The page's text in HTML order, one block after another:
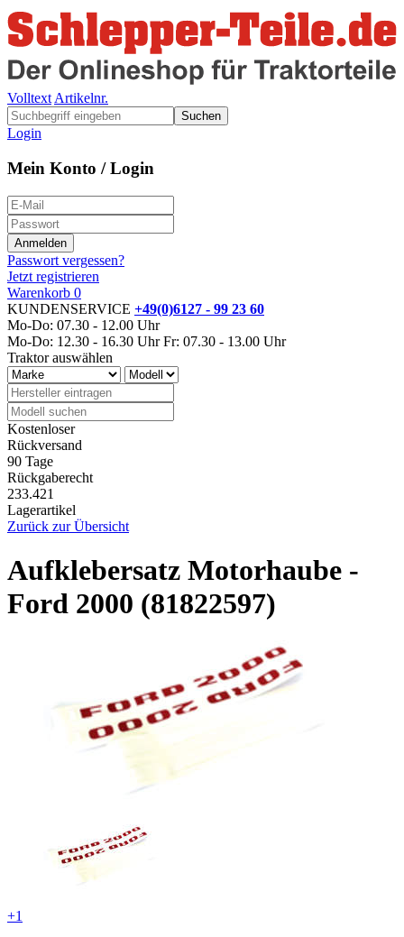
Volltext Artikelnr.
Suchen
Login
Mein Konto / Login
Passwort vergessen?
Jetzt registrieren
Warenkorb 0
KUNDENSERVICE +49(0)6127 - 99 23 60
Mo-Do: 07.30 - 12.00 Uhr
Mo-Do: 12.30 - 16.30 Uhr Fr: 07.30 - 13.00 Uhr
Traktor auswählen
Kostenloser
Rückversand
90 Tage
Rückgaberecht
233.421
Lagerartikel
Zurück zur Übersicht
Aufklebersatz Motorhaube -
Ford 2000 (81822597)
+1